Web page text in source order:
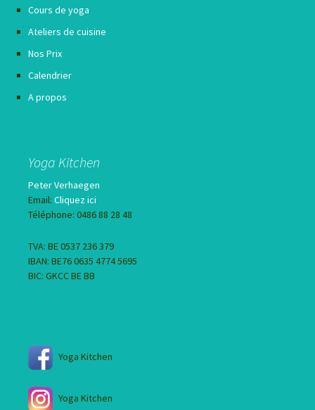
Cours de yoga
Ateliers de cuisine
Nos Prix
Calendrier
A propos
Yoga Kitchen
Peter Verhaegen
Email: Cliquez ici
Téléphone: 0486 88 28 48
TVA: BE 0537 236 379
IBAN: BE76 0635 4774 5695
BIC: GKCC BE BB
Yoga Kitchen
Yoga Kitchen